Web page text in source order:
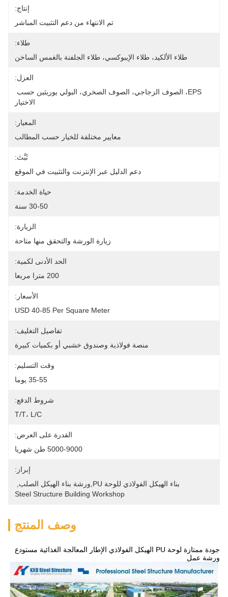
إنتاج:
تم الانتهاء من دعم التثبيت المباشر
طلاء:
طلاء الألكيد، طلاء الإيبوكسي، طلاء الجلفنة بالغمس الساخن
العزل:
الاختيار
المعيار:
معايير مختلفة للخيار حسب المطالب
ثَبَّتَ:
دعم الدليل عبر الإنترنت والتثبيت في الموقع
حياة الخدمة:
30-50 سنة
الزيارة:
زيارة الورشة والتحقق منها متاحة
الحد الأدنى لكمية:
200 مترا مربعا
الأسعار:
USD 40-85 Per Square Meter
تفاصيل التغليف:
منصة فولاذية وصندوق خشبي أو بكميات كبيرة
وقت التسليم:
35-55 يوما
شروط الدفع:
T/T، L/C
القدرة على العرض:
5000-9000 طن شهريا
إبراز:
بناء الهيكل الفولاذي للوحة PU,ورشة بناء الهيكل الصلب
Steel Structure Building Workshop
وصف المنتج
جودة ممتازة لوحة PU الهيكل الفولاذي الإطار المعالجة الغذائية مستودع
ورشة عمل